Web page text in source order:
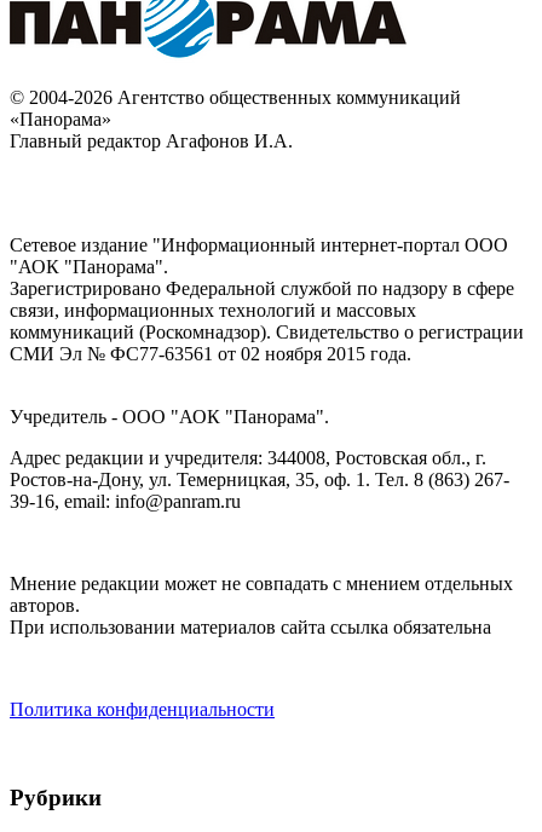
© 2004-2026 Агентство общественных коммуникаций
«Панорама»
Главный редактор Агафонов И.А.
Сетевое издание "Информационный интернет-портал ООО
"АОК "Панорама".
Зарегистрировано Федеральной службой по надзору в сфере
связи, информационных технологий и массовых
коммуникаций (Роскомнадзор). Cвидетельство о регистрации
СМИ Эл № ФС77-63561 от 02 ноября 2015 года.
Учредитель - ООО "АОК "Панорама".
Адрес редакции и учредителя: 344008, Ростовская обл., г.
Ростов-на-Дону, ул. Темерницкая, 35, оф. 1. Тел. 8 (863) 267-
39-16, email: info@panram.ru
Мнение редакции может не совпадать с мнением отдельных
авторов.
При использовании материалов сайта ссылка обязательна
Политика конфиденциальности
Рубрики